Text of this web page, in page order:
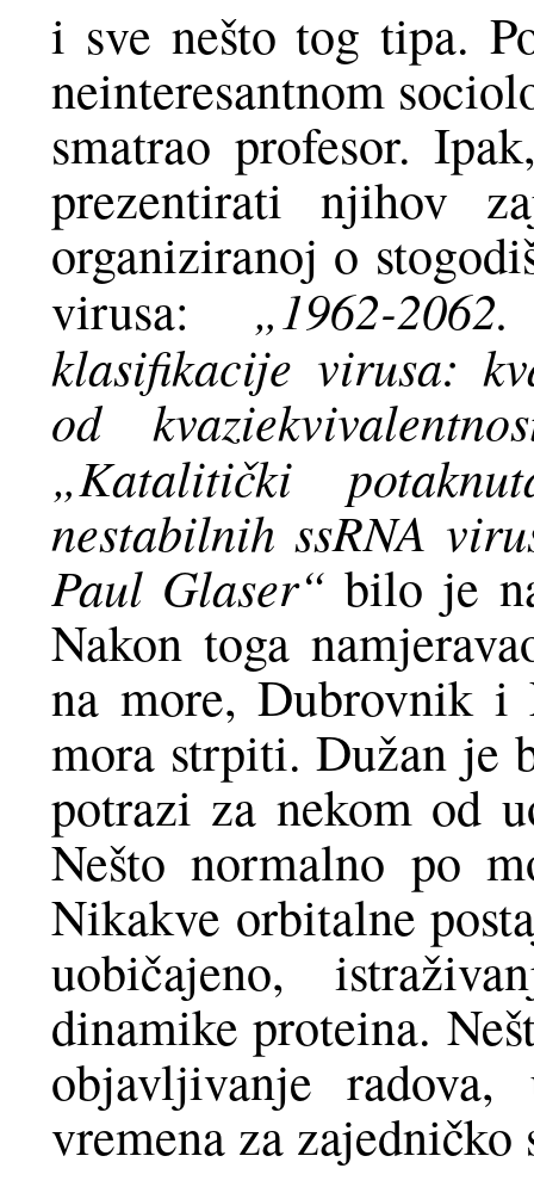
i sve nešto tog tipa.
neinteresantnom
smatrao profesor.
prezentirati njihov
organiziranoj o
virusa: „1962-
klasifikacije virusa:
od
„Katalitički
nestabilnih ssRNA
Paul Glaser“ bilo je
Nakon toga
na more, Dubrovnik i
mora strpiti. Dužan je
potrazi za nekom od
Nešto normalno po
Nikakve orbitalne
uobičajeno,
dinamike proteina.
objavljivanje
vremena za